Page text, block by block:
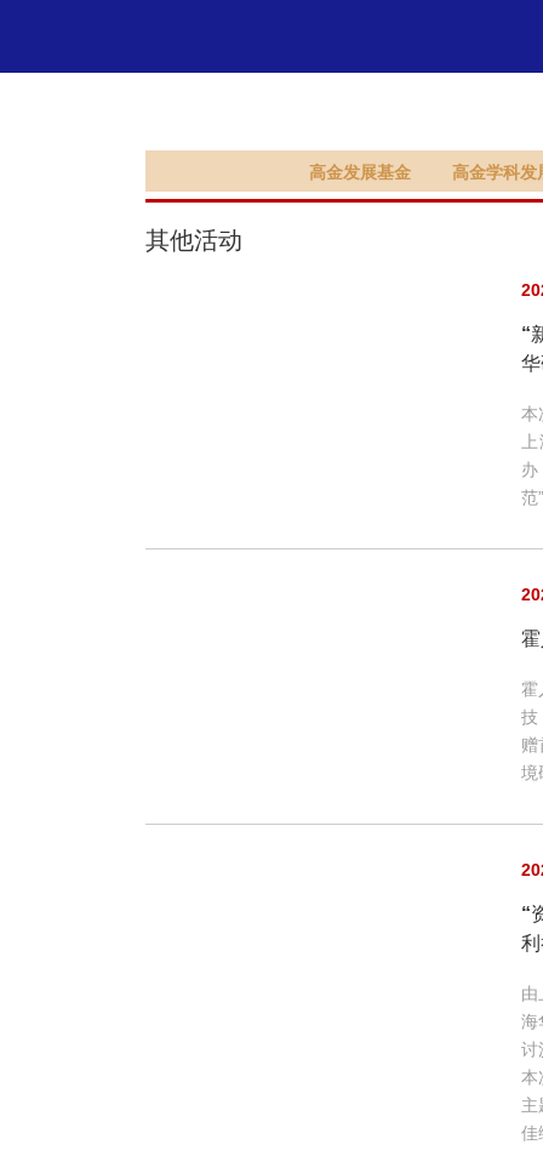
高金发展基金 高金学科发
其他活动
“
本
范
霍
技
境
“
由
海
讨
本
主
佳